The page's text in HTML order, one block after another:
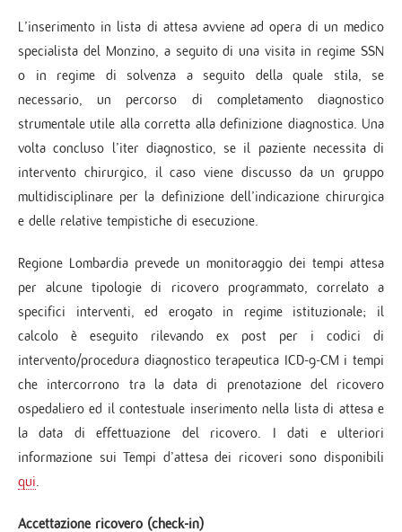
L’inserimento in lista di attesa avviene ad opera di un medico
specialista del Monzino, a seguito di una visita in regime SSN
o in regime di solvenza a seguito della quale stila, se
necessario, un percorso di completamento diagnostico
strumentale utile alla corretta alla definizione diagnostica. Una
volta concluso l’iter diagnostico, se il paziente necessita di
intervento chirurgico, il caso viene discusso da un gruppo
multidisciplinare per la definizione dell’indicazione chirurgica
e delle relative tempistiche di esecuzione.
Regione Lombardia prevede un monitoraggio dei tempi attesa
per alcune tipologie di ricovero programmato, correlato a
specifici interventi, ed erogato in regime istituzionale; il
calcolo è eseguito rilevando ex post per i codici di
intervento/procedura diagnostico terapeutica ICD-9-CM i tempi
che intercorrono tra la data di prenotazione del ricovero
ospedaliero ed il contestuale inserimento nella lista di attesa e
la data di effettuazione del ricovero. I dati e ulteriori
informazione sui Tempi d’attesa dei ricoveri sono disponibili
qui
Accettazione ricovero (check-in)